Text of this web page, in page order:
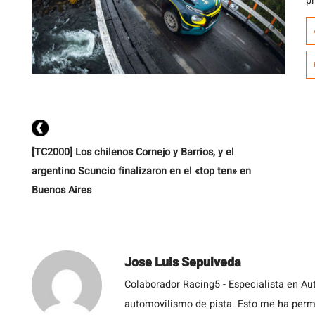
[TC2000] Los chilenos Cornejo y Barrios, y el
argentino Scuncio finalizaron en el «top ten» en
Buenos Aires
Jose Luis Sepulveda
Colaborador Racing5 - Especialista en
automovilismo de pista. Esto me ha